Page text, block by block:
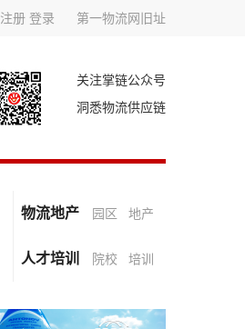
注册 登录 第一物流网旧址
关注掌链公众号
洞悉物流供应链
物流地产 园区 地产
人才培训 院校 培训